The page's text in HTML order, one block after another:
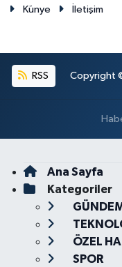
Künye İletişim
RSS Copyright ©
Ana Sayfa
Kategoriler
ÖZEL
SPOR